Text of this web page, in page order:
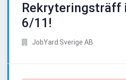
Rekryteringsträff
6/11!
JobYard Sverige AB